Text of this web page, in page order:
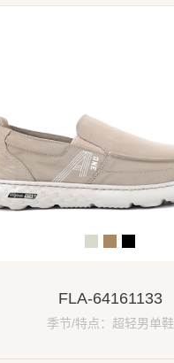
FLA-64161133
季节/特点：超轻男单鞋